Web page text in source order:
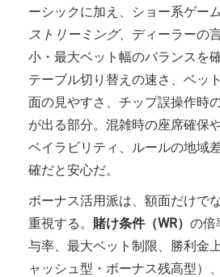
ーシックに加え、ショー系ゲー
ストリーミング、ディーラーの
小・最大ベット幅のバランスを
テーブル切り替えの速さ、ベッ
面の見やすさ、チップ誤操作時
が出る部分。混雑時の座席確保
ベイラビリティ、ルールの地域
確だと安心だ。
ボーナス活用派は、額面だけで
重視する。 賭け条件（WR） の倍
与率、最大ベット制限、勝利金
ャッシュ型・ボーナス残高型）、